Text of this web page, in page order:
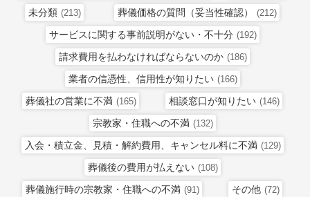
未分類 (213) 葬儀価格の質問（妥当性確認） (212)
サービスに関する事前説明がない・不十分 (192)
請求費用を払わなければならないのか (186)
業者の信憑性、信用性が知りたい (166)
葬儀社の営業に不満 (165) 相談窓口が知りたい (146)
宗教家・住職への不満 (132)
入会・積立金、見積・解約費用、キャンセル料に不満 (129)
葬儀後の費用が払えない (108)
葬儀施行時の宗教家・住職への不満 (91) その他 (72)